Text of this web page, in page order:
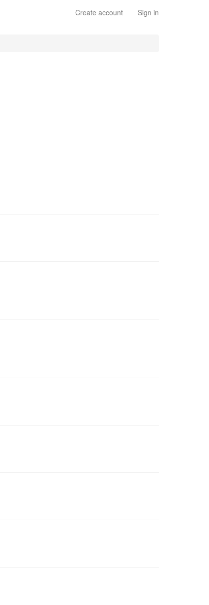
Create account Sign in